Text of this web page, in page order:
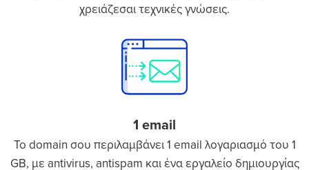
χρειάζεσαι τεχνικές γνώσεις.
1 email
Το domain σου περιλαμβάνει 1 email λογαριασμό του 1
GB, με antivirus, antispam και ένα εργαλείο δημιουργίας